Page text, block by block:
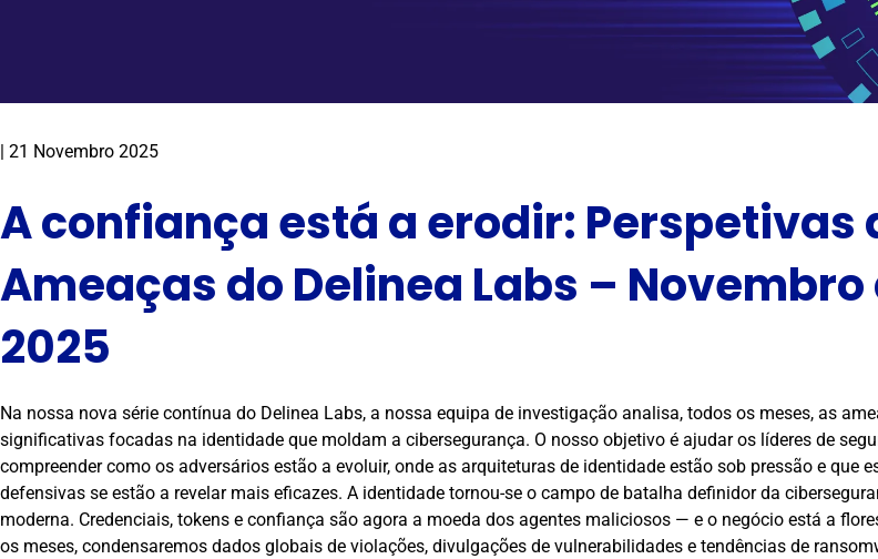
21 Novembro 2025
A confiança está a erodir: Perspetivas
Ameaças do Delinea Labs – Novembro
2025
Na nossa nova série contínua do Delinea Labs, a nossa equipa de investigação analisa, todos os meses, as
significativas focadas na identidade que moldam a cibersegurança. O nosso objetivo é ajudar os líderes de
compreender como os adversários estão a evoluir, onde as arquiteturas de identidade estão sob pressão e que
defensivas se estão a revelar mais eficazes. A identidade tornou-se o campo de batalha definidor da
moderna. Credenciais, tokens e confiança são agora a moeda dos agentes maliciosos — e o negócio está a
os meses, condensaremos dados globais de violações, divulgações de vulnerabilidades e tendências de